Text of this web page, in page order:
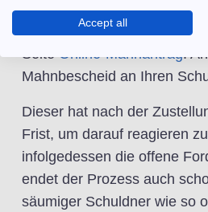
auch als praktischen
dazugehöriger Hilfestellung
SeiteOnline-Mahnantrag.
Mahnbescheid an Ihren
Dieser hat nach der
Frist, um darauf reagieren
infolgedessen die offene
endet der Prozess auch
säumiger Schuldner wie so
Accept all